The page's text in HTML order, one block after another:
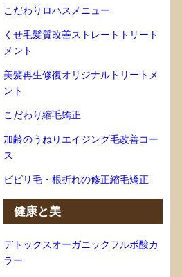
こだわりロハスメニュー
くせ毛髪質改善ストレートトリート
メント
美髪再生修復オリジナルトリートメ
ント
こだわり縮毛矯正
加齢のうねりエイジング毛改善コー
ス
ビビリ毛・根折れの修正縮毛矯正
健康と美
デトックスオーガニックフルボ酸カ
ラー